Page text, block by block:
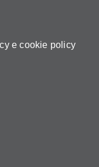
e cookie policy